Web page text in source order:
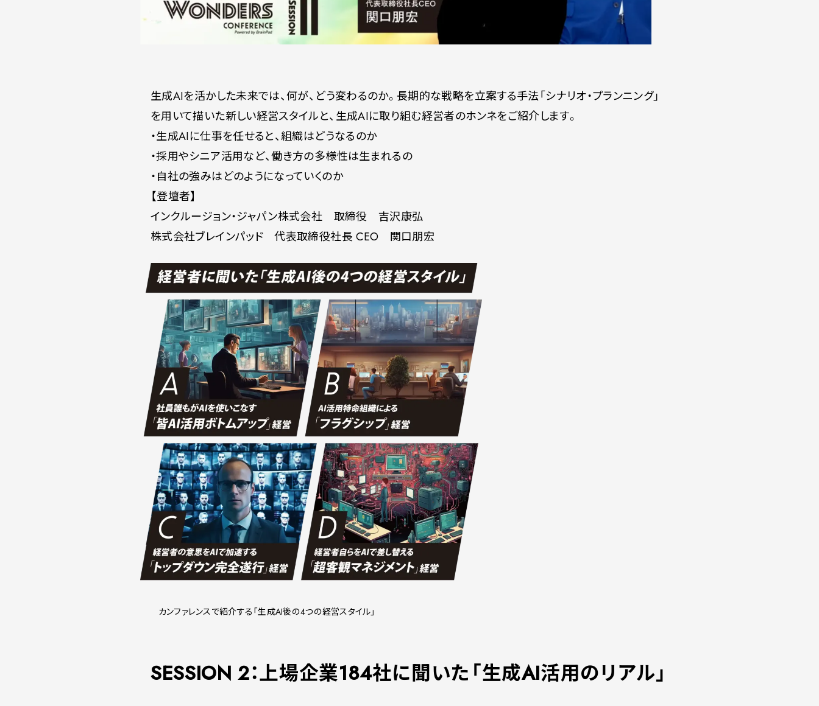
生成AIを活かした未来では、何が、どう変わるのか。長期的な戦略を立案する手法「シナリオ・プランニング」
を用いて描いた新しい経営スタイルと、生成AIに取り組む経営者のホンネをご紹介します。
・生成AIに仕事を任せると、組織はどうなるのか
・採用やシニア活用など、働き方の多様性は生まれるの
・自社の強みはどのようになっていくのか
【登壇者】
インクルージョン・ジャパン株式会社 取締役 吉沢康弘
株式会社ブレインパッド 代表取締役社長 CEO 関口朋宏
カンファレンスで紹介する「生成AI後の4つの経営スタイル」
SESSION 2：上場企業184社に聞いた「生成AI活用のリアル」